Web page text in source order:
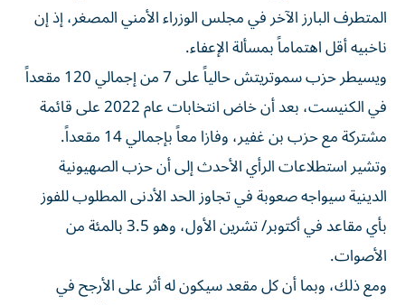
المتطرف البارز الآخر في مجلس الوزراء الأمني المصغر، إذ إن
ناخبيه أقل اهتماماً بمسألة الإعفاء.
ويسيطر حزب سموتريتش حالياً على 7 من إجمالي 120 مقعداً
في الكنيست، ⁠بعد أن خاض انتخابات عام 2022 على قائمة
مشتركة مع حزب بن غفير، وفازا معاً بإجمالي 14 مقعداً.
وتشير استطلاعات الرأي الأحدث إلى أن حزب الصهيونية
الدينية سيواجه ​صعوبة في تجاوز الحد الأدنى المطلوب للفوز
بأي مقاعد في أكتوبر/ تشرين الأول، وهو 3.5 بالمئة من
الأصوات.
ومع ذلك، وبما أن كل مقعد سيكون له أثر على الأرجح في